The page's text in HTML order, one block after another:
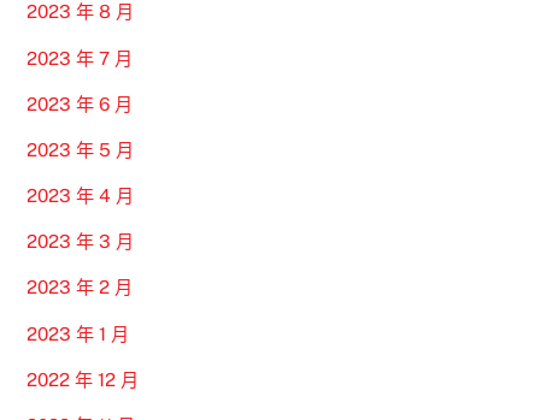
2023 年 8 月
2023 年 7 月
2023 年 6 月
2023 年 5 月
2023 年 4 月
2023 年 3 月
2023 年 2 月
2023 年 1 月
2022 年 12 月